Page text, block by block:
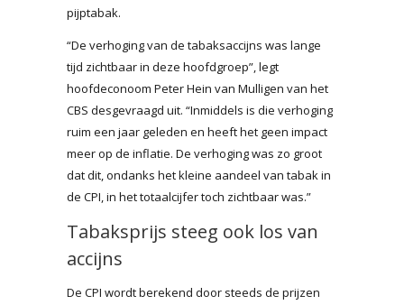
pijptabak.
“De verhoging van de tabaksaccijns was lange
tijd zichtbaar in deze hoofdgroep”, legt
hoofdeconoom Peter Hein van Mulligen van het
CBS desgevraagd uit. “Inmiddels is die verhoging
ruim een jaar geleden en heeft het geen impact
meer op de inflatie. De verhoging was zo groot
dat dit, ondanks het kleine aandeel van tabak in
de CPI, in het totaalcijfer toch zichtbaar was.”
Tabaksprijs steeg ook los van
accijns
De CPI wordt berekend door steeds de prijzen